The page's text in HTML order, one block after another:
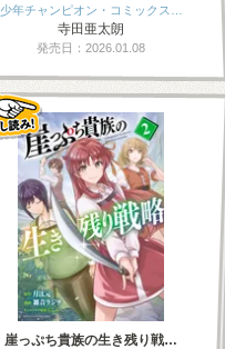
少年チャンピオン・コミックス…
寺田亜太朗
発売日：2026.01.08
崖っぷち貴族の生き残り戦…